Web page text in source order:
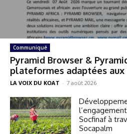
Communiqué
Pyramid Browser &
plateformes adaptées
LA VOIX DU KOAT - 7 août 2026
Socfinaf à
Socapalm